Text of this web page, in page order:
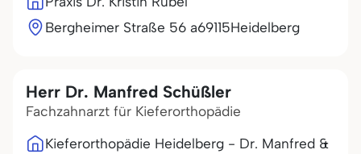
Bergheimer Straße 56 a69115Heidelberg
Herr Dr. Manfred Schüßler
Fachzahnarzt für Kieferorthopädie
Kieferorthopädie Heidelberg - Dr. Manfred &